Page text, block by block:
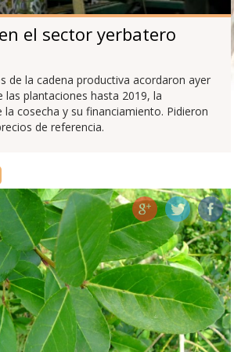
el sector yerbatero
de la cadena productiva acordaron ayer
las plantaciones hasta 2019, la
la cosecha y su financiamiento. Pidieron
de referencia.